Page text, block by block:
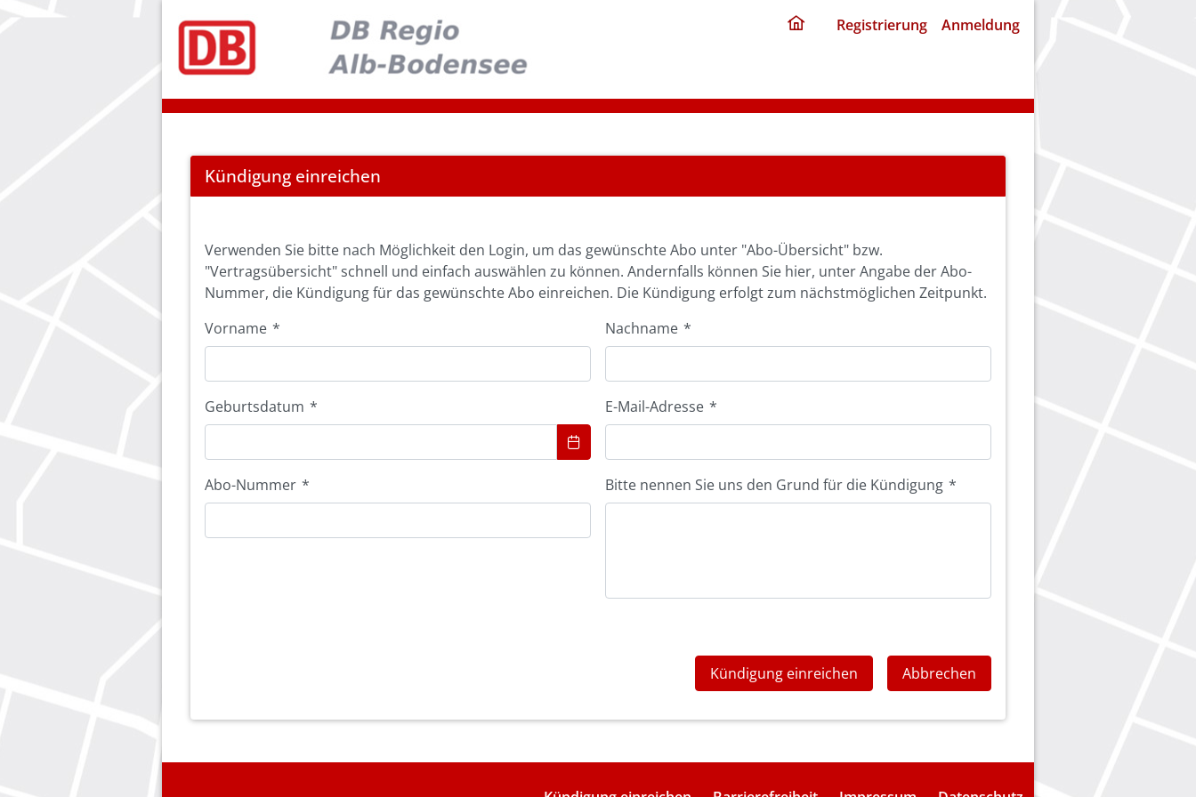
Registrierung Anmeldung
Cancel
Abo
Kündigung einreichen
Verwenden Sie bitte nach Möglichkeit den Login, um das gewünschte Abo unter "Abo-Übersicht" bzw.
"Vertragsübersicht" schnell und einfach auswählen zu können. Andernfalls können Sie hier, unter Angabe der Abo-
Nummer, die Kündigung für das gewünschte Abo einreichen. Die Kündigung erfolgt zum nächstmöglichen Zeitpunkt.
Vorname * Nachname *
Geburtsdatum * E-Mail-Adresse *
Abo-Nummer * Bitte nennen Sie uns den Grund für die Kündigung *
Kündigung einreichen Abbrechen